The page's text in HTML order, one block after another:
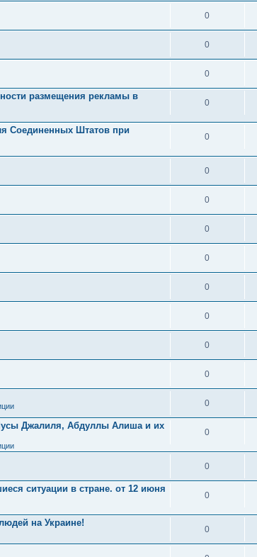
0
0
0
размещения рекламы в
0
Соединенных Штатов при
0
0
0
0
0
0
0
0
0
0
Джалиля, Абдуллы Алиша и их
0
0
ситуации в стране. от 12 июня
0
на Украине!
0